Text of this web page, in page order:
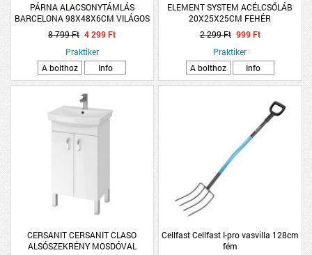
PÁRNA ALACSONYTÁMLÁS
BARCELONA 98X48X6CM VILÁGOS
BEIGE 100% PAMUT
8 799 Ft 4 299 Ft
Praktiker
A bolthoz
Info
ELEMENT SYSTEM ACÉLCSŐLÁB
20X25X25CM FEHÉR
2 299 Ft 999 Ft
Praktiker
A bolthoz
Info
CERSANIT CERSANIT CLASO
ALSÓSZEKRÉNY MOSDÓVAL
Cellfast Cellfast I-pro vasvilla 128cm
fém